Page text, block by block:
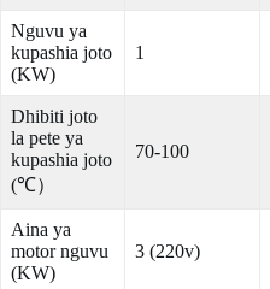
Nguvu ya
kupashia joto
(KW)
1
Dhibiti joto
la pete ya
kupashia joto
(℃）
70-100
Aina ya
motor nguvu
(KW)
3 (220v)